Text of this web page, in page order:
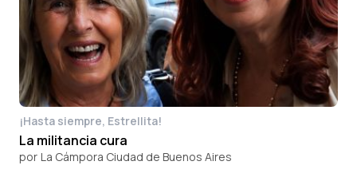
¡Hasta siempre, Estrellita!
La militancia cura
por La Cámpora Ciudad de Buenos Aires